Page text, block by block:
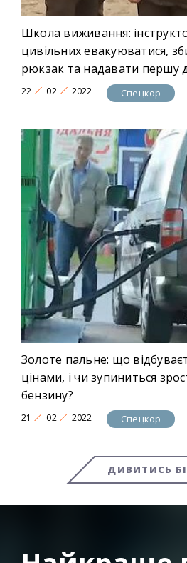
Школа виживання:
цивільних евакуюватися,
рюкзак та надавати першу
22 02 2022 Спецкор
Золоте пальне: що
цінами, і чи зупиниться
бензину?
21 02 2022 Спецкор
ДИВИТИСЬ